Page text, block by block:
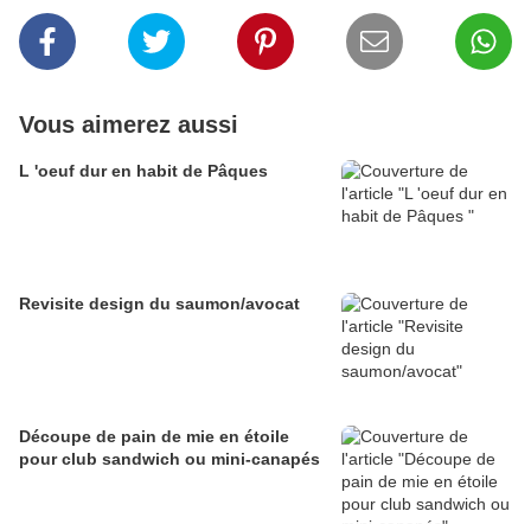
Vous aimerez aussi
L 'oeuf dur en habit de Pâques
Revisite design du saumon/avocat
Découpe de pain de mie en étoile
pour club sandwich ou mini-canapés